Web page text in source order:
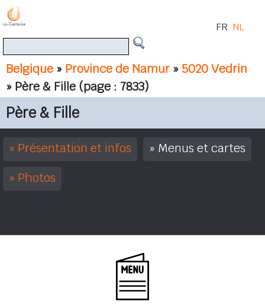
Belgique » Province de Namur» 5020 Vedrin
» Père & Fille (page : 7833)
FR NL
Père & Fille
Présentation et infos
Menus et cartes
Photos